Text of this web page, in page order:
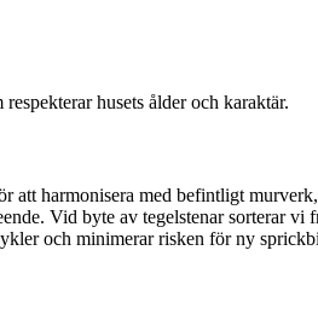
husets ålder och karaktär.
harmonisera med befintligt
Vid byte av tegelstenar sorterar
och minimerar risken för ny